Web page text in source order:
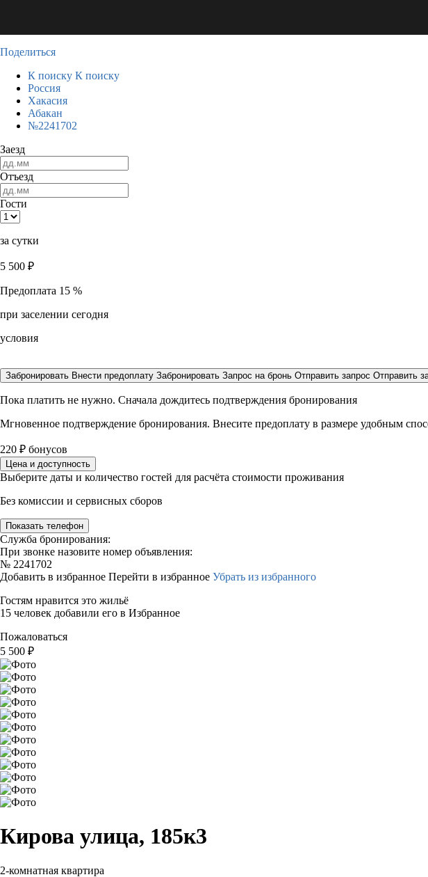
Поделиться
К поиску К поиску
Россия
Хакасия
Абакан
№2241702
Заезд
Отъезд
Гости
за сутки
5 500 ₽
Предоплата 15 %
при заселении сегодня
условия
Забронировать Внести предоплату Забронировать Запрос на бронь Отправить запрос Отправить
Пока платить не нужно. Сначала дождитесь подтверждения бронирования
Мгновенное подтверждение бронирования. Внесите предоплату в размере удобным
220 ₽ бонусов
Цена и доступность
Выберите даты и количество гостей для расчёта стоимости проживания
Без комиссии и сервисных сборов
Показать телефон
Служба бронирования:
При звонке назовите номер объявления:
№ 2241702
Добавить в избранное Перейти в избранное Убрать из избранного
Гостям нравится это жильё
15 человек добавили его в Избранное
Пожаловаться
5 500 ₽
Кирова улица, 185к3
2-комнатная квартира